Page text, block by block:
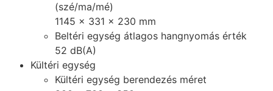
(szé/ma/mé)
1145 x 331 x 230 mm
Beltéri egység átlagos hangnyomás érték
52 dB(A)
Kültéri egység
Kültéri egység berendezés méret